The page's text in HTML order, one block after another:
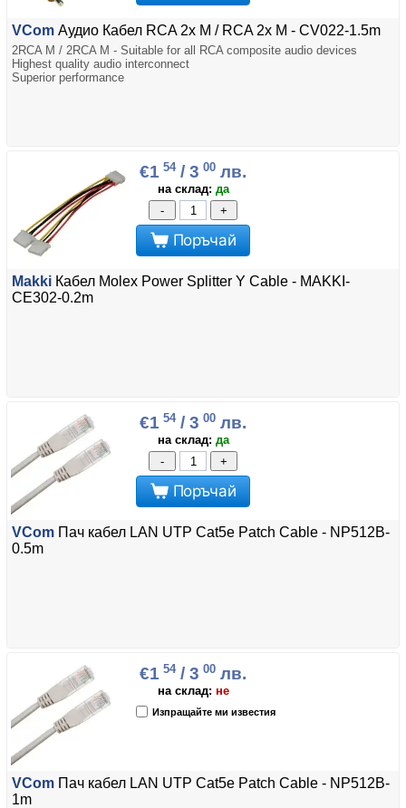
VCom Аудио Кабел RCA 2x M / RCA 2x M - CV022-1.5m
2RCA M / 2RCA M - Suitable for all RCA composite audio devices
Highest quality audio interconnect
Superior performance
€1 54/ 3 00 лв.
на склад: да
-
+
Поръчай
Makki Кабел Molex Power Splitter Y Cable - MAKKI-
CE302-0.2m
€1 54/ 3 00 лв.
на склад: да
-
+
Поръчай
VCom Пач кабел LAN UTP Cat5e Patch Cable - NP512B-
0.5m
€1 54/ 3 00 лв.
на склад: не
Изпращайте ми известия
VCom Пач кабел LAN UTP Cat5e Patch Cable - NP512B-
1m